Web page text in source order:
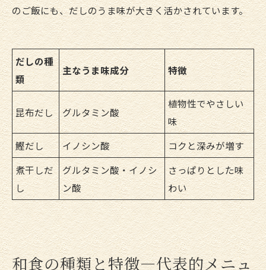
のご飯にも、だしのうま味が大きく活かされています。
だしの種
類
主なうま味成分 特徴
昆布だし グルタミン酸
植物性でやさしい
味
鰹だし
イノシン酸
コクと深みが増す
煮干しだ
し
グルタミン酸・イノシ
ン酸
さっぱりとした味
わい
和食の種類と特徴—代表的メニュ